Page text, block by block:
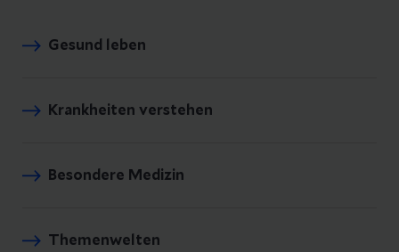
Gesund leben
Krankheiten verstehen
Besondere Medizin
Themenwelten